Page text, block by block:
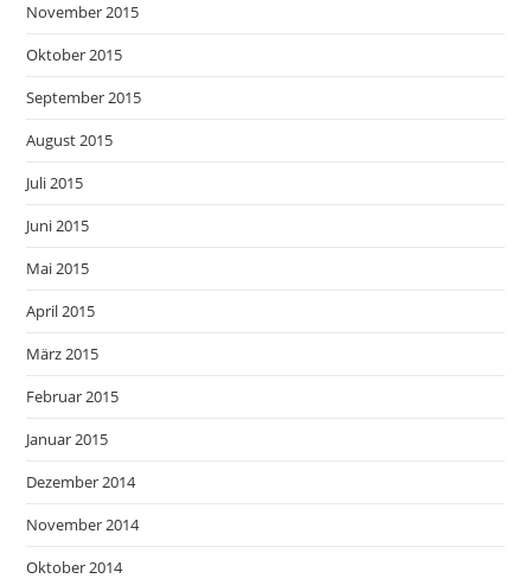
November 2015
Oktober 2015
September 2015
August 2015
Juli 2015
Juni 2015
Mai 2015
April 2015
März 2015
Februar 2015
Januar 2015
Dezember 2014
November 2014
Oktober 2014